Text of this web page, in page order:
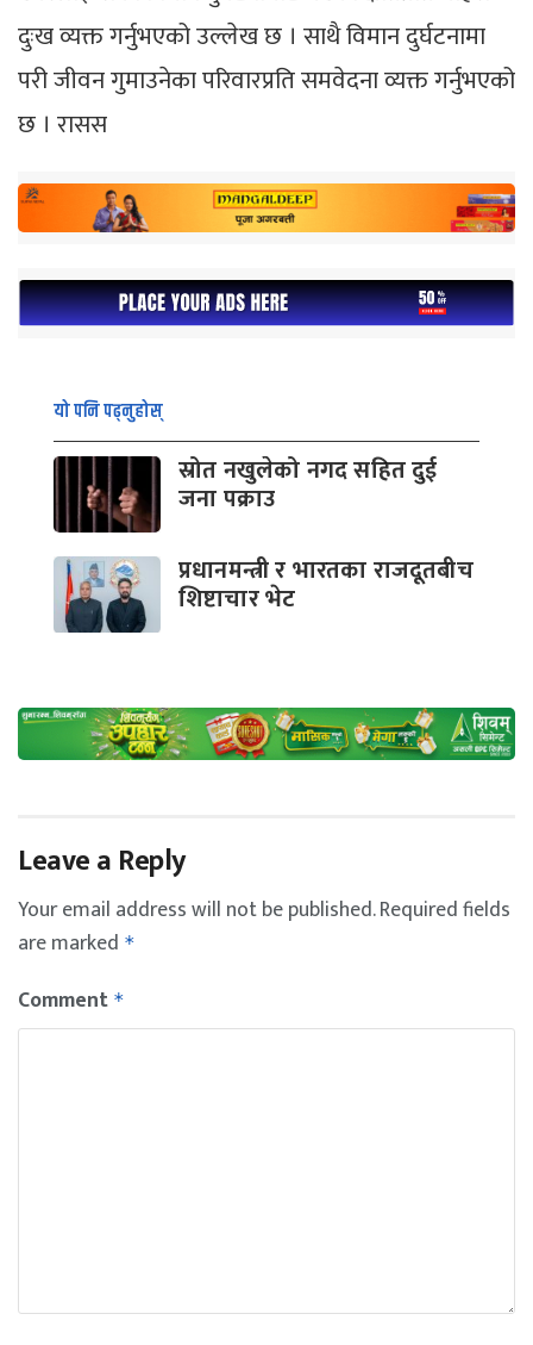
दुःख व्यक्त गर्नुभएको उल्लेख छ । साथै विमान दुर्घटनामा
परी जीवन गुमाउनेका परिवारप्रति समवेदना व्यक्त गर्नुभएको
छ । रासस
यो पनि पढ्नुहोस्
स्रोत नखुलेको नगद सहित दुई
जना पक्राउ
प्रधानमन्त्री र भारतका राजदूतबीच
शिष्टाचार भेट
Leave a Reply
Your email address will not be published.Required fields
are marked *
Comment *